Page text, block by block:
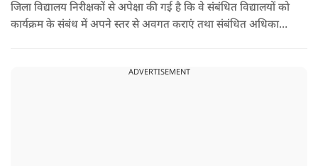
जिला विद्यालय निरीक्षकों से अपेक्षा की गई है कि वे संबंधित विद्यालयों को
कार्यक्रम के संबंध में अपने स्तर से अवगत कराएं तथा संबंधित अधिकारी
मुख्य सचिव, माध्यमिक शिक्षा, पार्थ सारथी सेन शर्मा ने बताया कि मुख्य
ADVERTISEMENT